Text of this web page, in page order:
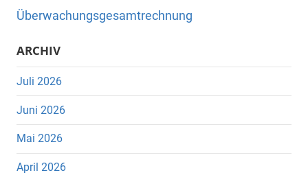
Überwachungsgesamtrechnung
ARCHIV
Juli 2026
Juni 2026
Mai 2026
April 2026